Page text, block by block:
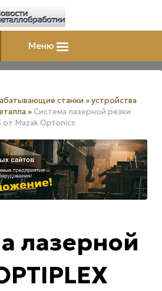
Меню
станки »устройства
»Система лазерной резки
от Mazak Optonics
лазерной